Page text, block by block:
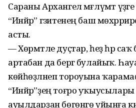
Сараны Архангел мәғлүмәт
“Инйәр” гәзитенең баш
асты.
— Хөрмәтле дуҫтар, һеҙ һәр саҡ
артабан да бергә булайыҡ.
көйһөҙләнеп тороуына
“Инйәр”ҙең тоғро
ауылдарҙан бөгөнгө уйынға